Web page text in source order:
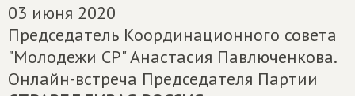
03 июня 2020
Председатель Координационного совета
"Молодежи СР" Анастасия Павлюченкова.
Онлайн-встреча Председателя Партии